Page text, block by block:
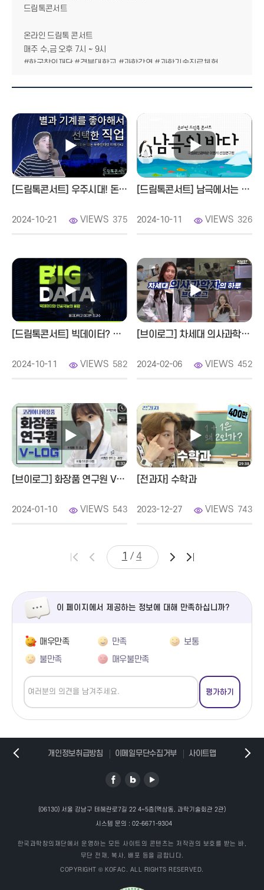
드림톡콘서트
온라인 드림톡 콘서트
매주 수,금 오후 7시 ~ 9시
#한국창의재단 #경북대학교 #과학강연 #과학기술진로체험
한국과학창의재단 경북대학교
온라인 드림톡 콘서트
우주시대! 돈 되는 우주 인터넷 이야기
강연자 스페이스 빔 김태우 선임연구원님
2022 ~ 현재 (주)스페이스빔
2018 ~ 2020 충북대학교 천문우주학 박사 수료
2015 ~ 2022 국립청소년우주센터
천문대에는 뭐가 있어요? 옆에 보시는 망원경이 있죠.
YSTAR-NEOPAT 광시야 망원경 1호기
· 한국천문연구원 옛 본관 옥상
-광시야 3호기
· 망원경으로 어떻게하면 별 빛을 더 잘 모을까?
천문대에서는 뭘 하냐면, 망원경으로 관측을 하는 건데, 그 망원경을
없는 곳은 대충 돌아가고 연구를 하지 못해요, 기계니까요. 천문대
돔 같은 거 돌아가는 것, 건축 등등, 이런 것들을 다 조금 조금씩,
그리고 소프트웨어 설계 이런 거 다 들어가는 거예요. 코딩이
기본입니다. 왜냐하면 애초에 천문학은 빅데이터거든요.
빅데이터란 말이 나오기 전부터 빅데이터였어요.
저도 제 논문이 빅데이터였어요. 근데 이제 보니까 그랬구요.
아무튼 저는 근데 기계를 좋아했잖아요.
천문대 망원경을 관리할 수 있으면서 기계를 다르는 사람이
왜나면 그거를 항시 준비를 해야지 누군가는 데이터에서 연구할 수
되는 게 아니고, 이 망원경으로 어떻게 하면 별빛을 더 잘 모을까?
망원경은 별빛을 모아주는 도구입니다. 그리고 크면 클수록
해상도를 분해할 수 있는 거예요.
저기 두 개로 보이던 거를 네 개로 보이게 하거나, 한 개로 보이던
거를 두 개로 보이게 하거나, 빛을 밝게 보여주는 그런 역할입니다.
되지, 그게 아니고요, 이런 현상 때문에 그래요.
이건 달이고, 달 표면. 별. 반짝반짝 거리죠.
이 반짝반짝 거리는데, 이거 칼라로 반짝반짝 거리는데, 이거
같은 거 보면 빨간색, 파란색 막 느껴질 겁니다. 그게 이제 이
여러분들이 별빛을 볼 때 반짝반짝 거리는 게 무슨 이유냐면은 그건
대기 중의 공기들이 이렇게 덩어리로 있단 말이에요. 그러면
우주에서 별빛, 우주에서 오는 별빛이 흔들려요, 공기에 의해서.
[드림톡콘서트] 우주시대! 돈 되는 우주 인터넷 이야기
2024-10-21 VIEWS 375
[드림톡콘서트] 남극에서는 어떤 연구를 할까?
2024-10-11 VIEWS 326
[드림톡콘서트] 빅데이터? 인공지능? 구별 안되면 드루와!│빅데이터와 인공지능의 융합
2024-10-11 VIEWS 582
[브이로그] 차세대 의사과학자의 하루
2024-02-06 VIEWS 452
[브이로그] 화장품 연구원 V-LOG
2024-01-10 VIEWS 543
[전과자] 수학과
2023-12-27 VIEWS 743
1 / 4
이 페이지에서 제공하는 정보에 대해 만족하십니까?
매우만족 만족
보통
불만족
매우불만족
개인정보취급방침 이메일무단수집거부 사이트맵
(06130) 서울 강남구 테헤란로7길 22 4~5층(역삼동, 과학기술회관 2관)
시스템 문의 : 02-6671-9304
한국과학창의재단에서 운영하는 모든 사이트의 콘텐츠는 저작권의 보호를 받는 바,
무단 전재, 복사, 배포 등을 금합니다.
COPYRIGHT © KOFAC. ALL RIGHTS RESERVED.